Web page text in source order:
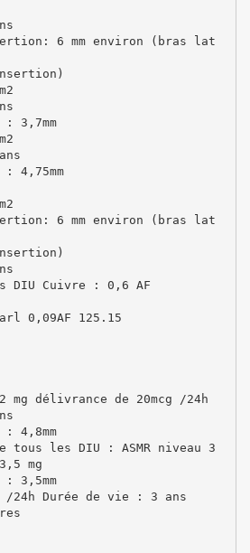
6 mm environ (bras lat
3,7mm
4,75mm
6 mm environ (bras lat
DIU Cuivre : 0,6 AF
0,09AF 125.15
mg délivrance de 20mcg /24h
4,8mm
tous les DIU : ASMR niveau 3
mg
3,5mm
/24h Durée de vie : 3 ans